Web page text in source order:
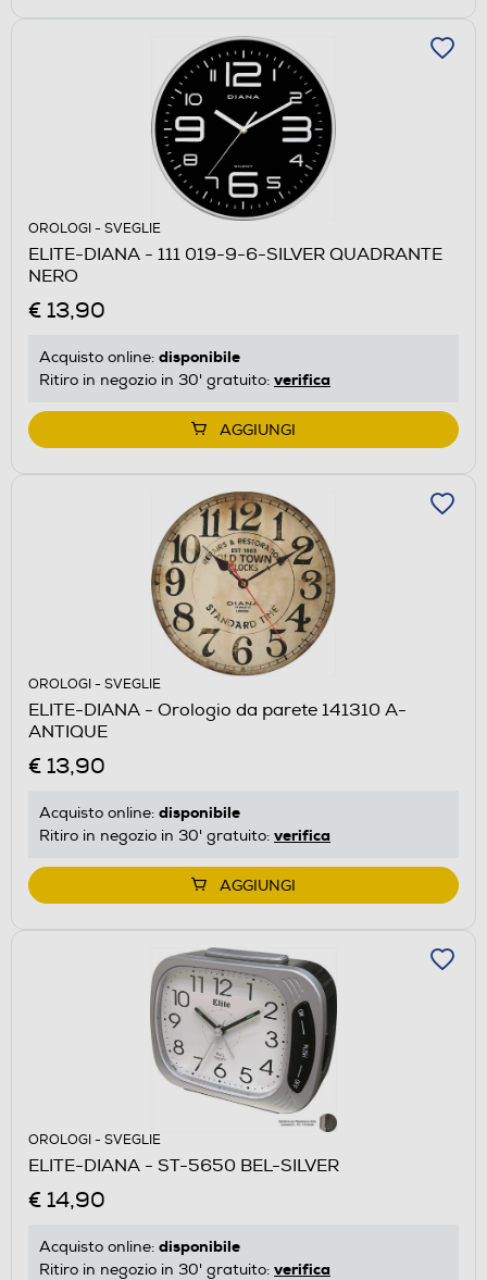
OROLOGI - SVEGLIE
ELITE-DIANA - 111 019-9-6-SILVER QUADRANTE
NERO
€ 13,90
Acquisto online: disponibile
Ritiro in negozio in 30' gratuito: verifica
AGGIUNGI
OROLOGI - SVEGLIE
ELITE-DIANA - Orologio da parete 141310 A-
ANTIQUE
€ 13,90
Acquisto online: disponibile
Ritiro in negozio in 30' gratuito: verifica
AGGIUNGI
OROLOGI - SVEGLIE
ELITE-DIANA - ST-5650 BEL-SILVER
€ 14,90
Acquisto online: disponibile
Ritiro in negozio in 30' gratuito: verifica